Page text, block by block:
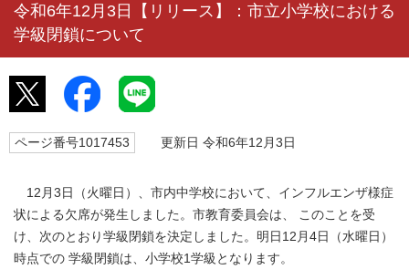
令和6年12月3日【リリース】：市立小学校における
学級閉鎖について
ページ番号1017453 更新日 令和6年12月3日
12月3日（火曜日）、市内中学校において、インフルエンザ様症
状による欠席が発生しました。市教育委員会は、 このことを受
け、次のとおり学級閉鎖を決定しました。明日12月4日（水曜日）
時点での 学級閉鎖は、小学校1学級となります。